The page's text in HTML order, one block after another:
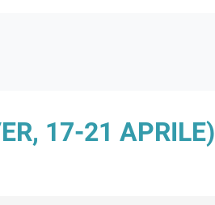
17-21 APRILE)